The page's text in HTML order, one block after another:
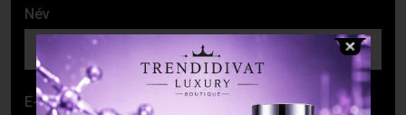
Név
E-mail cím